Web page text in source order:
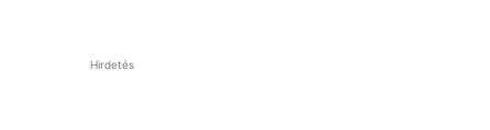
Hirdetés